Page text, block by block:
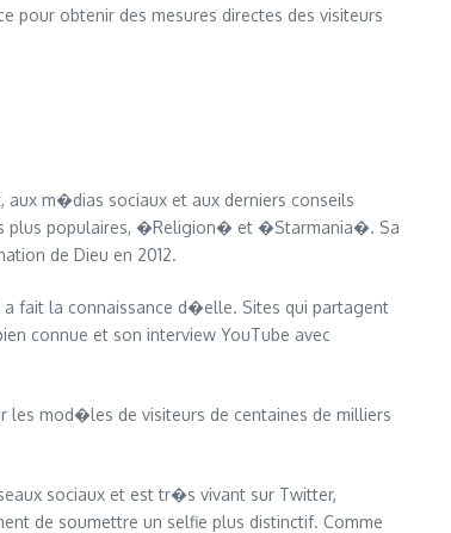
obtenir des mesures directes des visiteurs
m�dias sociaux et aux derniers conseils
plus populaires, �Religion� et �Starmania�. Sa
de Dieu en 2012.
fait la connaissance d�elle. Sites qui partagent
connue et son interview YouTube avec
mod�les de visiteurs de centaines de milliers
sociaux et est tr�s vivant sur Twitter,
de soumettre un selfie plus distinctif. Comme